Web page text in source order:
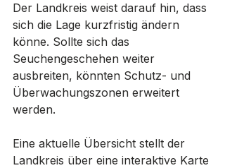
Der Landkreis weist darauf hin, dass
sich die Lage kurzfristig ändern
könne. Sollte sich das
Seuchengeschehen weiter
ausbreiten, könnten Schutz- und
Überwachungszonen erweitert
werden.
Eine aktuelle Übersicht stellt der
Landkreis über eine interaktive Karte